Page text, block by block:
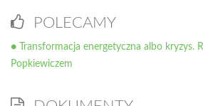
POLECAMY
● Transformacja energetyczna albo kryzys.
Popkiewiczem